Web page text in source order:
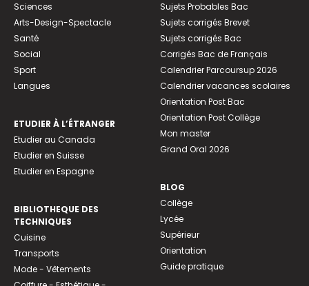
Sciences
Arts-Design-Spectacle
Santé
Social
Sport
Langues
ETUDIER À L’ÉTRANGER
Etudier au Canada
Etudier en Suisse
Etudier en Espagne
BIBLIOTHEQUE DES
TECHNIQUES
Cuisine
Transports
Mode - Vêtements
Sujets Probables Bac
Sujets corrigés Brevet
Sujets corrigés Bac
Corrigés Bac de Français
Calendrier Parcoursup 2026
Calendrier vacances scolaires
Orientation Post Bac
Orientation Post Collège
Mon master
Grand Oral 2026
BLOG
Collège
Lycée
Supérieur
Orientation
Guide pratique